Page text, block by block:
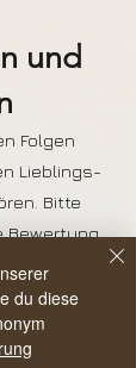
und
Folgen
Lieblings-
Bitte
Bewertung
zu
in ein
Leben zu
du diese